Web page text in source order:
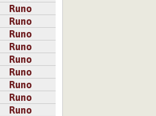
Runo
Runo
Runo
Runo
Runo
Runo
Runo
Runo
Runo